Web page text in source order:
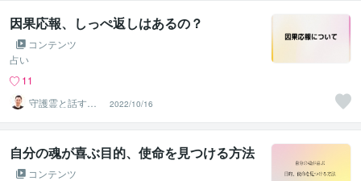
因果応報、しっぺ返しはあるの？
コンテンツ
占い
11
守護霊と話す人
｜まこと
2022/10/16
自分の魂が喜ぶ目的、使命を見つける方法
コンテンツ